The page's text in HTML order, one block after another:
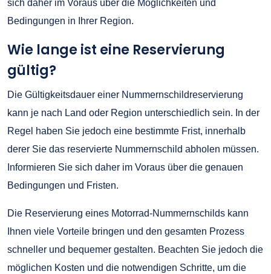
sich daher im Voraus über die Möglichkeiten und
Bedingungen in Ihrer Region.
Wie lange ist eine Reservierung
gültig?
Die Gültigkeitsdauer einer Nummernschildreservierung
kann je nach Land oder Region unterschiedlich sein. In der
Regel haben Sie jedoch eine bestimmte Frist, innerhalb
derer Sie das reservierte Nummernschild abholen müssen.
Informieren Sie sich daher im Voraus über die genauen
Bedingungen und Fristen.
Die Reservierung eines Motorrad-Nummernschilds kann
Ihnen viele Vorteile bringen und den gesamten Prozess
schneller und bequemer gestalten. Beachten Sie jedoch die
möglichen Kosten und die notwendigen Schritte, um die